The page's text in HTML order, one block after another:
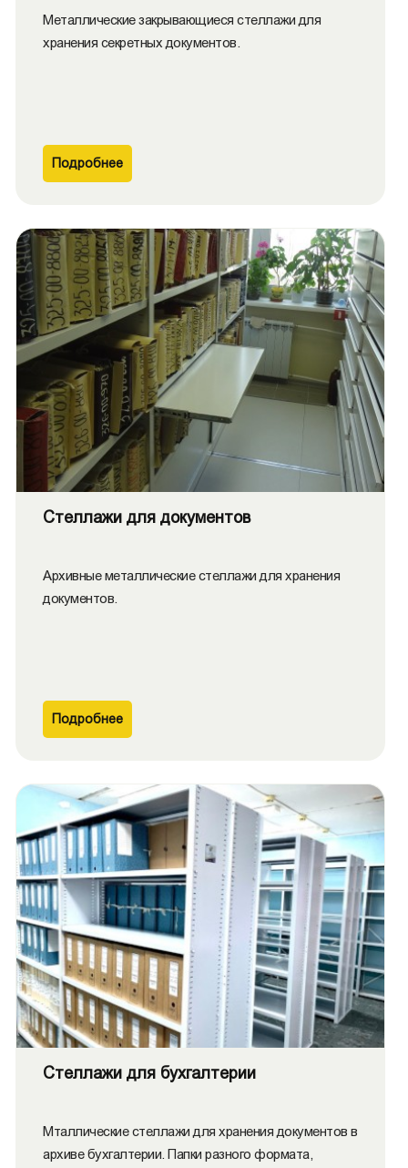
Металлические закрывающиеся cтеллажи для
хранения секретных документов.
Подробнее
Стеллажи для документов
Архивные металлические стеллажи для хранения
документов.
Подробнее
Стеллажи для бухгалтерии
Мталлические стеллажи для хранения документов в
архиве бухгалтерии. Папки разного формата,